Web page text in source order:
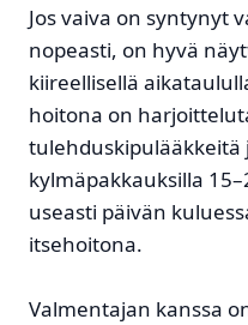
Jos vaiva on syntynyt
nopeasti, on hyvä
kiireellisellä
hoitona on
kylmäpakkauksilla
useasti päivän
itsehoitona.
Valmentajan kanssa